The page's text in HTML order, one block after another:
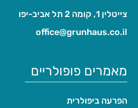
צייטלין 1, קומה 2 תל אביב-יפו
office@grunhaus.co.il‏
מאמרים פופולריים
הפרעה ביפולרית